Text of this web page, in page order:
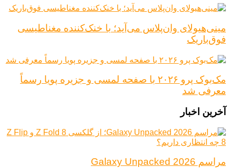
مینی‌هیولای وان‌پلاس می‌آید؛ با خنک‌کننده مغناطیسی
فوق‌باریک
مک‌بوک پرو ۲۰۲۶ با صفحه لمسی و جزیره پویا رسماً
معرفی شد
آخرین اخبار
مراسم Galaxy Unpacked 2026